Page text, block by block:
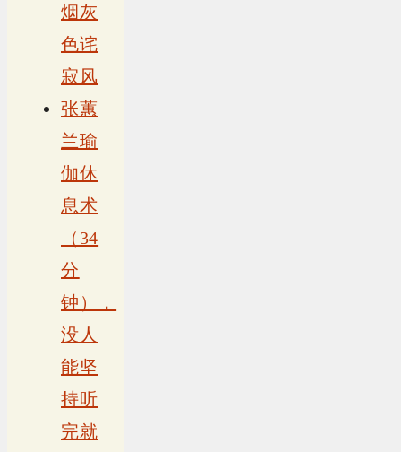
烟灰
色诧
寂风
张蕙
兰瑜
伽休
息术
（34
分
钟），
没人
能坚
持听
完就